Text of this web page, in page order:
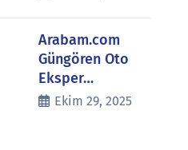
Arabam.com
Güngören Oto
Eksper…
Ekim 29, 2025